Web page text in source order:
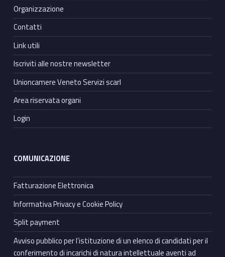
Organizzazione
Contatti
Link utili
Iscriviti alle nostre newsletter
Unioncamere Veneto Servizi scarl
Area riservata organi
Login
COMUNICAZIONE
Fatturazione Elettronica
Informativa Privacy e Cookie Policy
Split payment
Avviso pubblico per l’istituzione di un elenco di candidati per il
conferimento di incarichi di natura intellettuale aventi ad